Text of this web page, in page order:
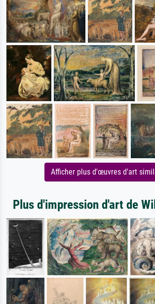
Afficher plus d'œuvres d'art
Plus d'impression d'art de